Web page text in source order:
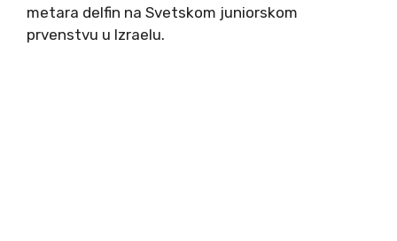
metara delfin na Svetskom juniorskom
prvenstvu u Izraelu.